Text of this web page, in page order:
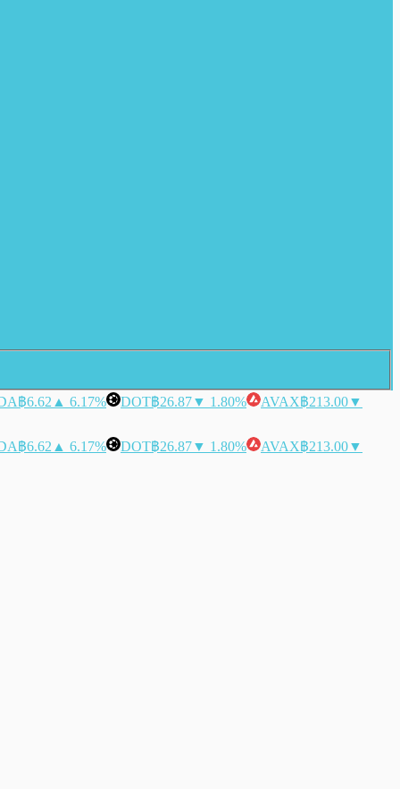
฿6.62 ▲ 6.17% DOT฿26.87▼ 1.80% AVAX฿213.00▼
฿6.62 ▲ 6.17% DOT฿26.87▼ 1.80% AVAX฿213.00▼